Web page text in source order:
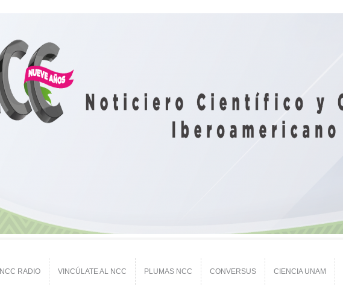
NCC RADIO VINCÚLATE AL NCC PLUMAS NCC CONVERSUS CIENCIA UNAM